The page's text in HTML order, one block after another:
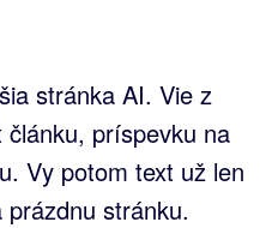
stránka AI. Vie z
príspevku na
Vy potom text už len
stránku.